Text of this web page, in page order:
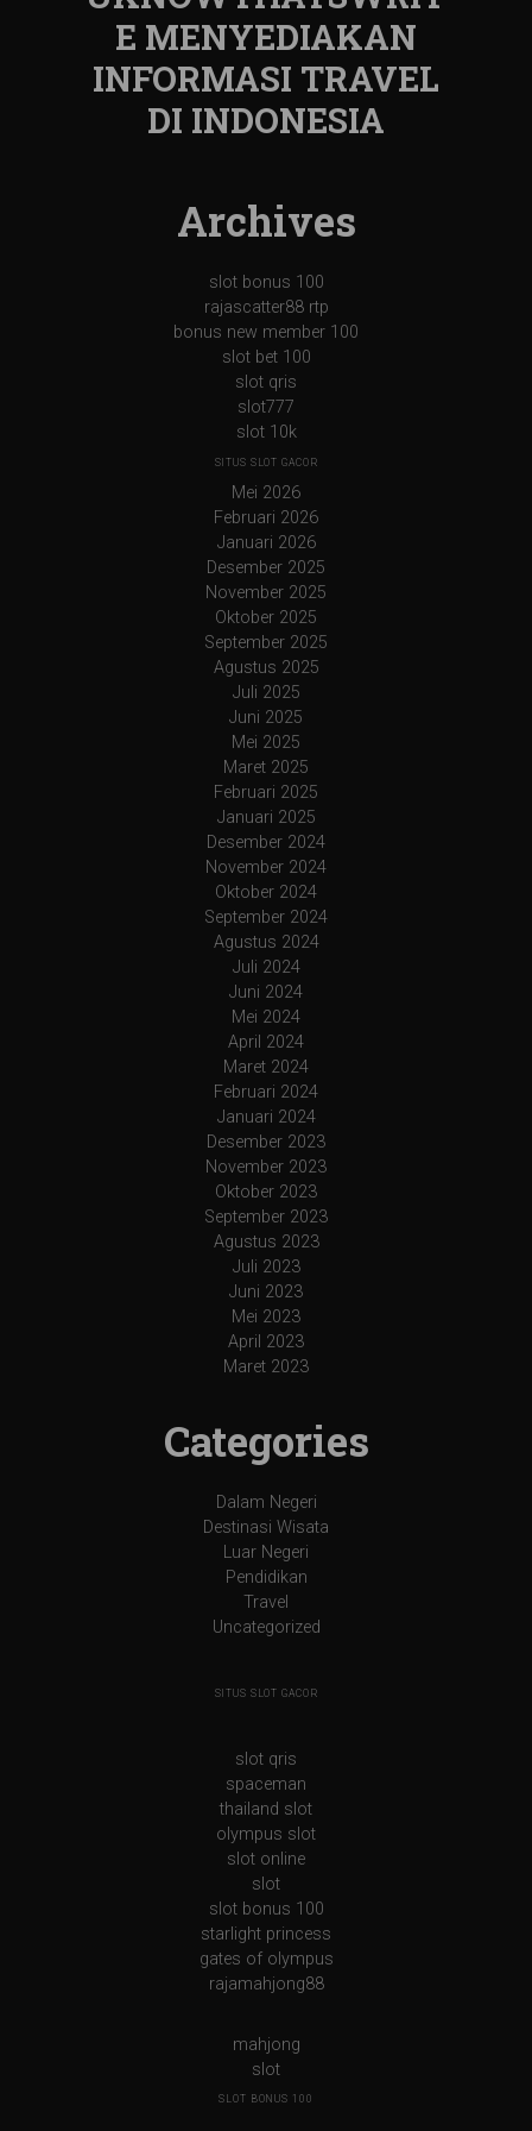
E MENYEDIAKAN
INFORMASI TRAVEL
DI INDONESIA
Archives
slot bonus 100
rajascatter88 rtp
bonus new member 100
slot bet 100
slot qris
slot777
slot 10k
SITUS SLOT GACOR
Mei 2026
Februari 2026
Januari 2026
Desember 2025
November 2025
Oktober 2025
September 2025
Agustus 2025
Juli 2025
Juni 2025
Mei 2025
Maret 2025
Februari 2025
Januari 2025
Desember 2024
November 2024
Oktober 2024
September 2024
Agustus 2024
Juli 2024
Juni 2024
Mei 2024
April 2024
Maret 2024
Februari 2024
Januari 2024
Desember 2023
November 2023
Oktober 2023
September 2023
Agustus 2023
Juli 2023
Juni 2023
Mei 2023
April 2023
Maret 2023
Categories
Dalam Negeri
Destinasi Wisata
Luar Negeri
Pendidikan
Travel
Uncategorized
SITUS SLOT GACOR
slot qris
spaceman
thailand slot
olympus slot
slot online
slot
slot bonus 100
starlight princess
gates of olympus
rajamahjong88
mahjong
slot
SLOT BONUS 100